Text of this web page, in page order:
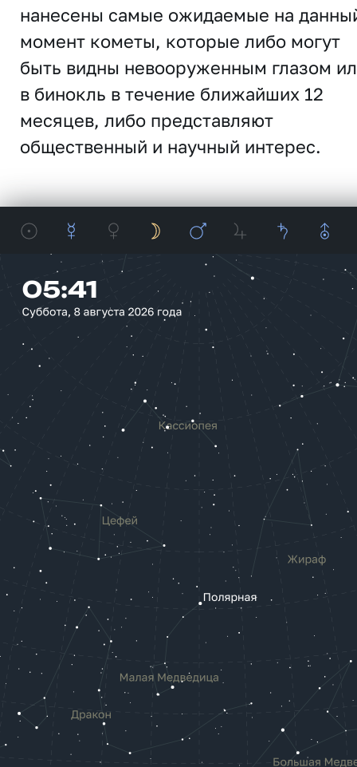
нанесены самые ожидаемые на
момент кометы, которые либо могут
быть видны невооруженным глазом
в бинокль в течение ближайших 12
месяцев, либо представляют
общественный и научный интерес.